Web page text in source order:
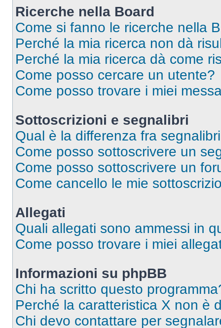
Ricerche nella Board
Come si fanno le ricerche nella
Perché la mia ricerca non dà
Perché la mia ricerca dà come
Come posso cercare un utente?
Come posso trovare i miei
Sottoscrizioni e segnalibri
Qual è la differenza fra
Come posso sottoscrivere un
Come posso sottoscrivere un
Come cancello le mie
Allegati
Quali allegati sono ammessi in
Come posso trovare i miei
Informazioni su phpBB
Chi ha scritto questo
Perché la caratteristica X non è
Chi devo contattare per